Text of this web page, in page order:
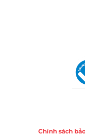
Chính sách